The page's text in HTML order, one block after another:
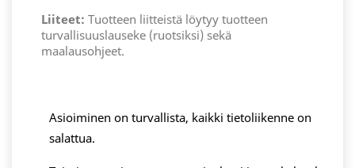
Liiteet: Tuotteen liitteistä löytyy tuotteen
turvallisuuslauseke (ruotsiksi) sekä
maalausohjeet.
Asioiminen on turvallista, kaikki tietoliikenne on
salattua.